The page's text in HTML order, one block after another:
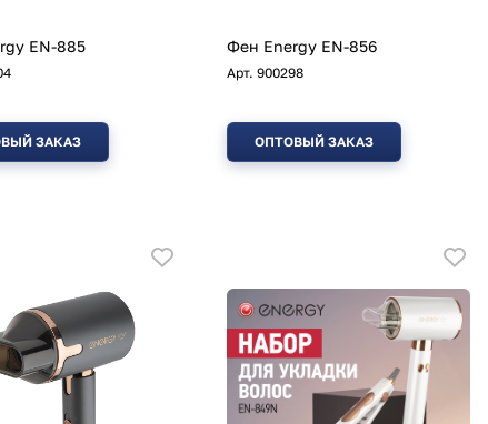
EN-885
ЗАКАЗ
Фен Energy EN-856
Арт. 900298
ОПТОВЫЙ ЗАКАЗ